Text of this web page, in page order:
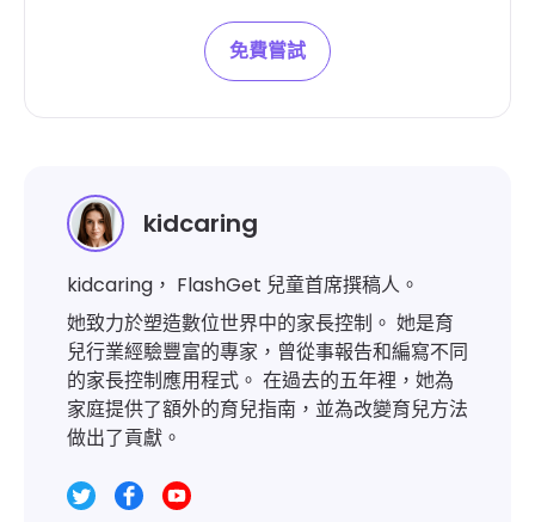
免費嘗試
kidcaring
kidcaring， FlashGet 兒童首席撰稿人。
她致力於塑造數位世界中的家長控制。 她是育
兒行業經驗豐富的專家，曾從事報告和編寫不同
的家長控制應用程式。 在過去的五年裡，她為
家庭提供了額外的育兒指南，並為改變育兒方法
做出了貢獻。